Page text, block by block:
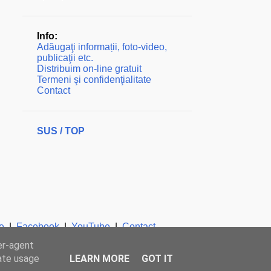
Info:
Adăugaţi informații, foto-video,
publicaţii etc.
Distribuim on-line gratuit
Termeni şi confidenţialitate
Contact
SUS / TOP
|Facebook|YouTube|Contact
agent
usage
LEARN MORE GOT IT